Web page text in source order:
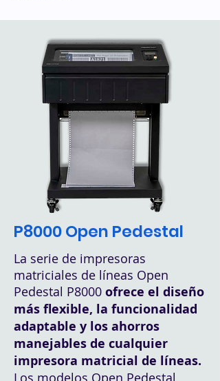
P8000 Open Pedestal
La serie de impresoras
matriciales de líneas Open
Pedestal P8000 ofrece el diseño
más flexible, la funcionalidad
adaptable y los ahorros
manejables de cualquier
impresora matricial de líneas.
Los modelos Open Pedestal